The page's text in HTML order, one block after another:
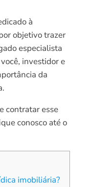
à
objetivo trazer
especialista
investidor e
da
contratar esse
conosco até o
imobiliária?